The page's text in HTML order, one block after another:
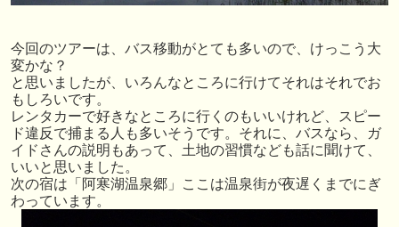
今回のツアーは、バス移動がとても多いので、けっこう大
変かな？
と思いましたが、いろんなところに行けてそれはそれでお
もしろいです。
レンタカーで好きなところに行くのもいいけれど、スピー
ド違反で捕まる人も多いそうです。それに、バスなら、ガ
イドさんの説明もあって、土地の習慣なども話に聞けて、
いいと思いました。
次の宿は「阿寒湖温泉郷」ここは温泉街が夜遅くまでにぎ
わっています。